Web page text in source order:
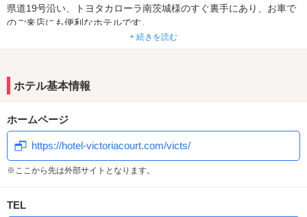
県道19号沿い、トヨタカローラ南茨城様のすぐ裏手にあり、お車で
のご来店にも便利なホテルです。
一部客室には、ドライサウナ、ミストサウナ、バルコニー、通信カ
サウナで整う、カラオケで盛り上がる、テラス付きのお部屋でゆっ
くり過ごすなど、気分に合わせた楽しみ方ができます。
無料飲料水や24時間利用できるルームサービスもご用意。
すめです。
+ 続きを読む
ホテル基本情報
ホームページ
https://hotel-victoriacourt.com/victs/
※ここから先は外部サイトとなります。
TEL